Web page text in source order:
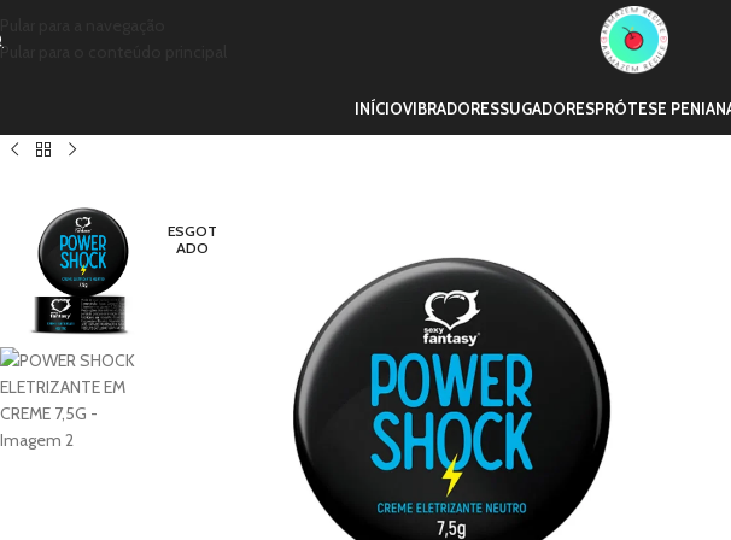
Pular para o conteúdo principal
INÍCIOVIBRADORESSUGADORESPRÓTESE
ESGOT
ADO